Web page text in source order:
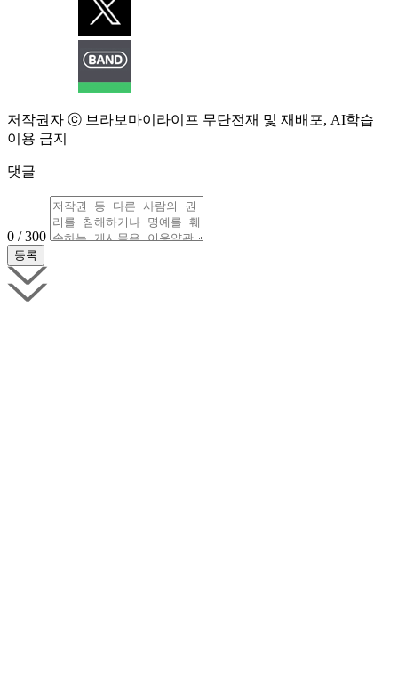
저작권자 ⓒ 브라보마이라이프 무단전재 및 재배포, AI학습
이용 금지
댓글
0 / 300